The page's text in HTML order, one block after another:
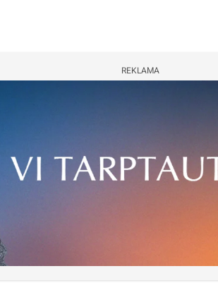
REKLAMA